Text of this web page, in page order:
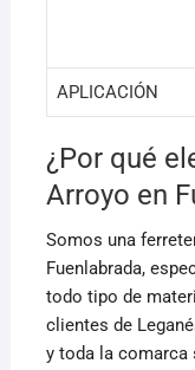
APLICACIÓN
¿Por qué
Arroyo en
Somos una
Fuenlabrada,
todo tipo de
clientes de
y toda la comarca